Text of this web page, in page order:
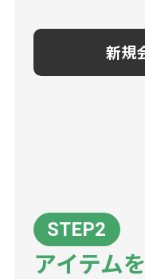
新規
アイテム